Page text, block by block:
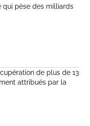
qui pèse des milliards
de plus de 13
attribués par la